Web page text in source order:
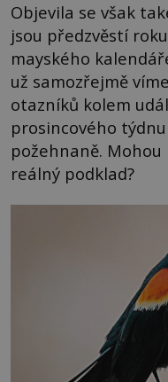
Objevila se však
jsou předzvěstí
mayského
už samozřejmě
otazníků kolem
prosincového
požehnaně.
reálný podklad?